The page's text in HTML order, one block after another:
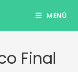
MENÚ
Final